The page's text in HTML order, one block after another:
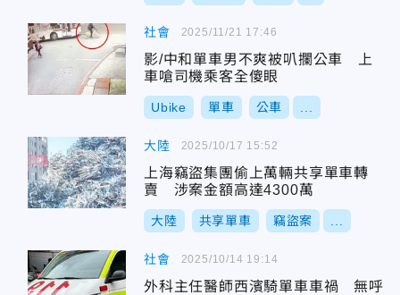
社會
影/中和單車男不爽被叭攔公車 上
車嗆司機乘客全傻眼
Ubike 單車 公車
2025/11/21 17:46
大陸
上海竊盜集團偷上萬輛共享單車轉
賣 涉案金額高達4300萬
大陸 共享單車 竊盜案
2025/10/17 15:52
社會
外科主任醫師西濱騎單車車禍 無呼
2025/10/14 19:14